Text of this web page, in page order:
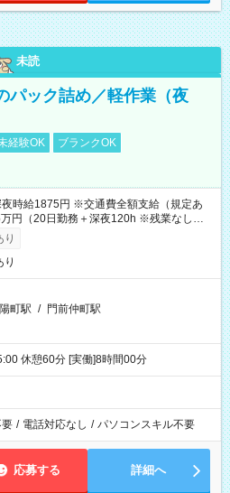
未読
パック詰め／軽作業（夜
経験OK
ブランクOK
時給1875円 ※交通費全額支給（規定あ
円（20日勤務＋深夜120h ※残業なしの場
り
り
町駅 / 門前仲町駅
休憩60分 [実働]8時間00分
要 / 電話対応なし / パソコンスキル不要
応募する 詳細へ